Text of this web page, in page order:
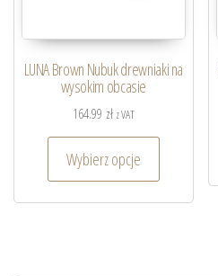
LUNA Brown Nubuk drewniaki na
wysokim obcasie
164.99 zł z VAT
Wybierz opcje